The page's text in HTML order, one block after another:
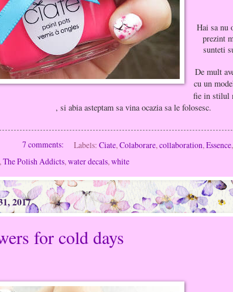
Hai sa nu
prezint
sunteti
De mult
cu un
fie in stilul
, si abia asteptam sa vina ocazia sa le folosesc.
7 comments: Labels:Ciate,Colaborare,collaboration,Essence
,The Polish Addicts,water decals,white
2017
for cold days